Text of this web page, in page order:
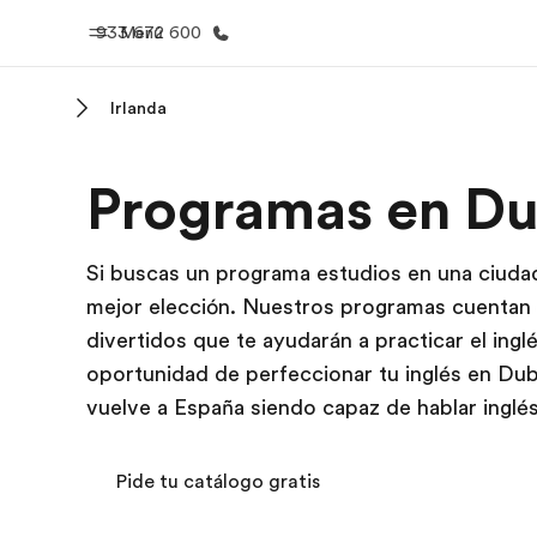
Menú
933 672 600
Bienvenido a EF Ver todo lo
Irlanda
Programas en
Si buscas un programa estudios en una
mejor elección. Nuestros programas
divertidos que te ayudarán a practicar el
oportunidad de perfeccionar tu inglés en
vuelve a España siendo capaz de hablar
Pide tu catálogo gratis